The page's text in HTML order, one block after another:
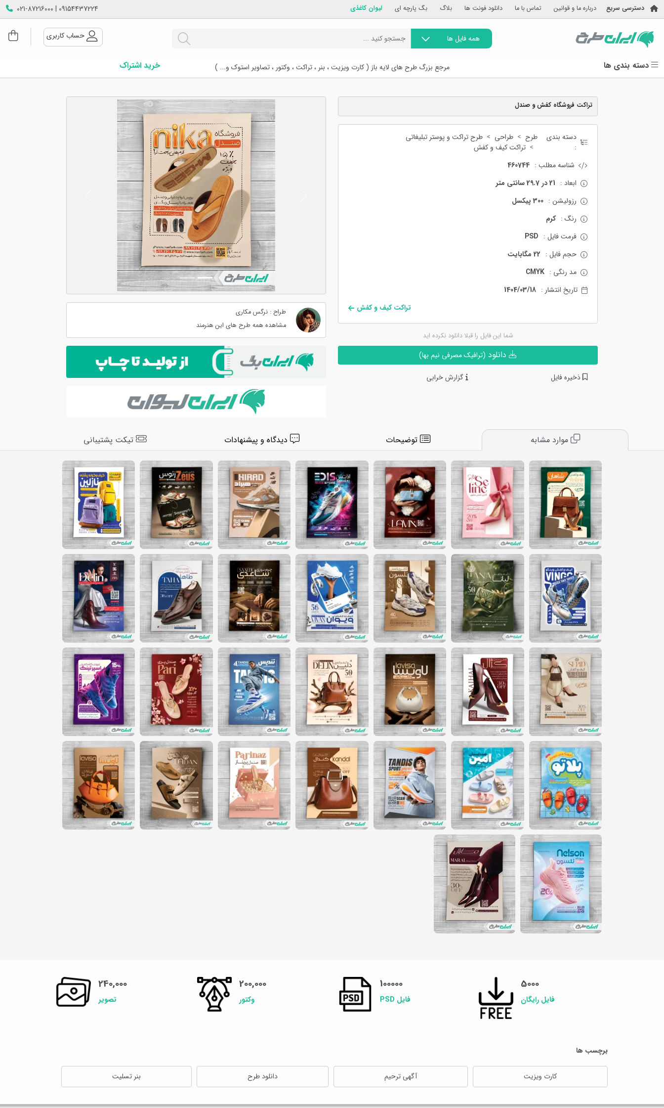
دسترسی سریع درباره ما و قوانین تماس با ما دانلود فونت ها بلاگ بگ پارچه ای لیوان کاغذی 09154437224 | 021-87216000
همه فایل ها حساب کاربری
دسته بندی ها مرجع بزرگ طرح های لایه باز ( کارت ویزیت ، بنر ، تراکت ، وکتور ، تصاویر استوک و... ) خرید اشتراک
تراکت فروشگاه کفش و صندل
دسته بندی
:
طرح طراحی
طرح تراکت و پوستر تبلیغاتی
تراکت کیف و کفش
شناسه مطلب : 460744
ابعاد : 21 در 29.7 سانتی متر
رزولیشن : 300 پیکسل
رنگ : کرم
فرمت فایل : PSD
حجم فایل : 22 مگابایت
مد رنگی : CMYK
تاریخ انتشار : 1404/03/18
تراکت کیف و کفش
شما این فایل را قبلا دانلود نکرده اید
(ترافیک مصرفی نیم بها)
ذخیره فایل گزارش خرابی
طراح : نرگس مکاری
مشاهده همه طرح های این هنرمند
موارد مشابه تیکت پشتیبانی
5000
فایل رایگان
100000
فایل PSD
200,000
وکتور
240,000
تصویر
برچسب ها
کارت ویزیت آگهی ترحیم دانلود طرح بنر تسلیت